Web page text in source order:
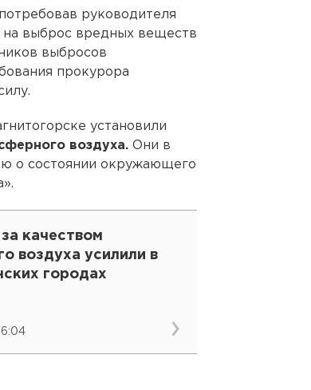
руководителя
на выброс вредных веществ
выбросов
прокурора
установили
воздуха. Они в
о состоянии окружающего
качеством
воздуха усилили в
городах